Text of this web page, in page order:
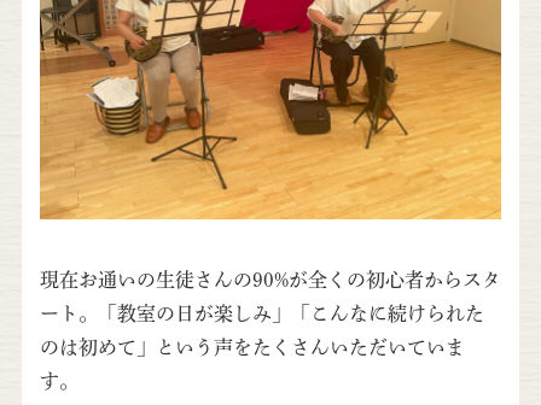
現在お通いの生徒さんの90%が全くの初心者からスタ
ート。「教室の日が楽しみ」「こんなに続けられた
のは初めて」という声をたくさんいただいていま
す。